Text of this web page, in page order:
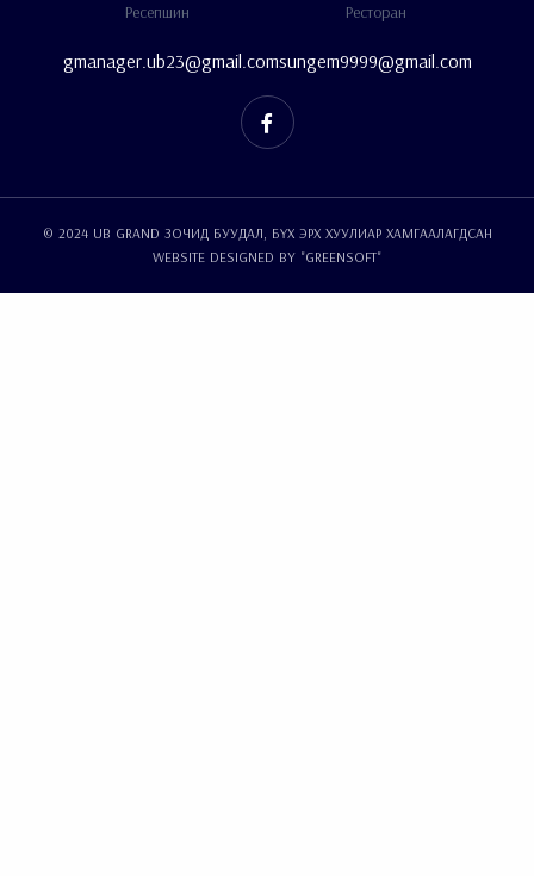
Ресепшин Ресторан
gmanager.ub23@gmail.comsungem9999@gmail.com
© 2024 UB GRAND ЗОЧИД БУУДАЛ, БҮХ ЭРХ ХУУЛИАР ХАМГААЛАГДСАН
WEBSITE DESIGNED BY "GREENSOFT"